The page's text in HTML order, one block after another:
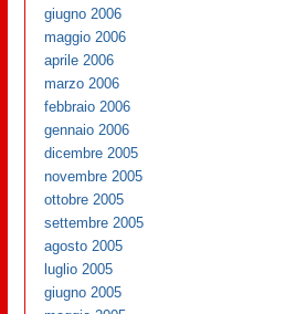
giugno 2006
maggio 2006
aprile 2006
marzo 2006
febbraio 2006
gennaio 2006
dicembre 2005
novembre 2005
ottobre 2005
settembre 2005
agosto 2005
luglio 2005
giugno 2005